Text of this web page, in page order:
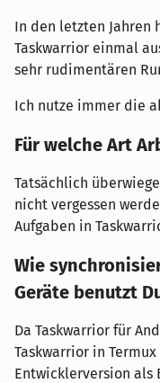
In den letzten Jahren
Taskwarrior einmal
sehr rudimentären
Ich nutze immer die
Für welche Art
Tatsächlich
nicht vergessen
Aufgaben in
Wie
Geräte benutzt
Da Taskwarrior für
Taskwarrior in
Entwicklerversion als